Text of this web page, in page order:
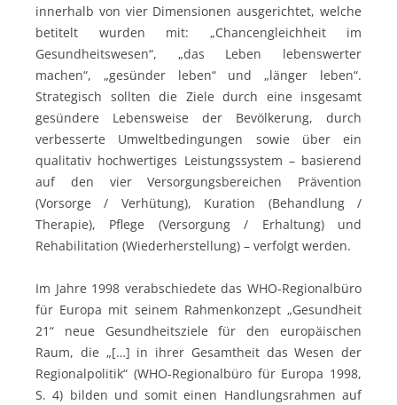
innerhalb von vier Dimensionen ausgerichtet, welche
betitelt wurden mit: „Chancengleichheit im
Gesundheitswesen“, „das Leben lebenswerter
machen“, „gesünder leben“ und „länger leben“.
Strategisch sollten die Ziele durch eine insgesamt
gesündere Lebensweise der Bevölkerung, durch
verbesserte Umweltbedingungen sowie über ein
qualitativ hochwertiges Leistungssystem – basierend
auf den vier Versorgungsbereichen Prävention
(Vorsorge / Verhütung), Kuration (Behandlung /
Therapie), Pflege (Versorgung / Erhaltung) und
Rehabilitation (Wiederherstellung) – verfolgt werden.
Im Jahre 1998 verabschiedete das WHO-Regionalbüro
für Europa mit seinem Rahmenkonzept „Gesundheit
21“ neue Gesundheitsziele für den europäischen
Raum, die „[…] in ihrer Gesamtheit das Wesen der
Regionalpolitik“ (WHO-Regionalbüro für Europa 1998,
S. 4) bilden und somit einen Handlungsrahmen auf